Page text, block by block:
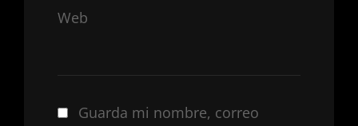
Web
Guarda mi nombre, correo